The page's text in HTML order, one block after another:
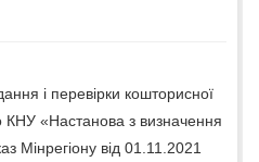
і перевірки кошторисної
КНУ «Настанова з визначення
Мінрегіону від 01.11.2021